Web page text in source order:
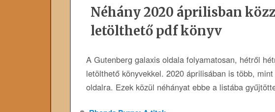
Néhány 2020 áprilisban
letölthető pdf könyv
A Gutenberg galaxis oldala folyamatosan, hétről
letölthető könyvekkel. 2020 áprilisában is több,
oldalra. Ezek közül néhányat ebbe a listába